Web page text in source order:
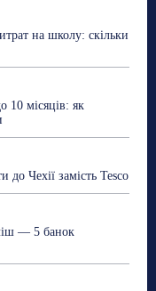
на школу: скільки
10 місяців: як
Чехії замість Tesco
— 5 банок